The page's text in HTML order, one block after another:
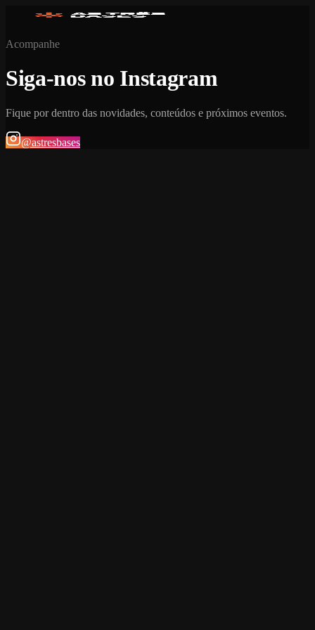
Acompanhe
Siga-nos no Instagram
Fique por dentro das novidades, conteúdos e próximos eventos.
@astresbases